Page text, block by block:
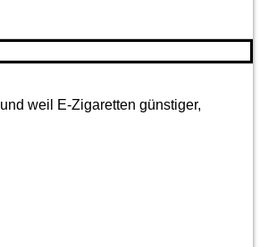
weil E-Zigaretten günstiger,